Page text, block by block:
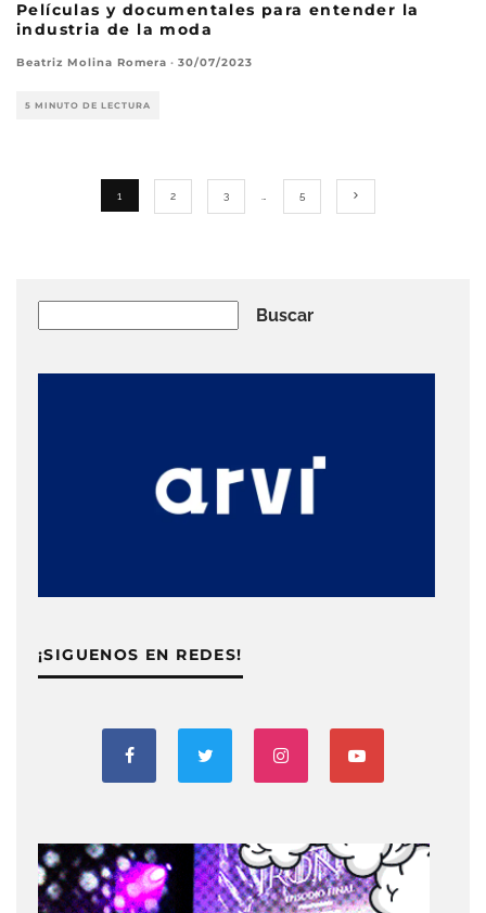
Películas y documentales para entender la
industria de la moda
Beatriz Molina Romera · 30/07/2023
5 MINUTO DE LECTURA
1 2 3 5
Buscar
¡SIGUENOS EN REDES!